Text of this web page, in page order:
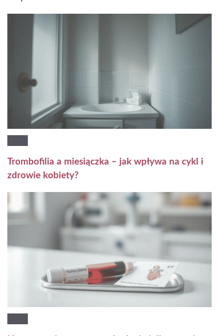
Trombofilia a miesiączka – jak wpływa na cykl i
zdrowie kobiety?